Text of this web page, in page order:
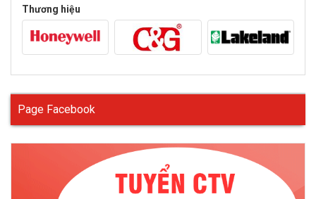
Thương hiệu
Page Facebook